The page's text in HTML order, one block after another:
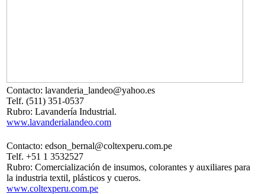
Contacto: lavanderia_landeo@yahoo.es
Telf. (511) 351-0537
Rubro: Lavandería Industrial.
www.lavanderialandeo.com
Contacto: edson_bernal@coltexperu.com.pe
Telf. +51 1 3532527
Rubro: Comercialización de insumos, colorantes y auxiliares para
la industria textil, plásticos y cueros.
www.coltexperu.com.pe